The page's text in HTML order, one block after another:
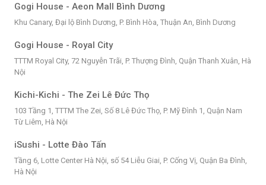
Gogi House - Aeon Mall Bình Dương
Khu Canary, Đại lộ Bình Dương, P. Bình Hòa, Thuận An, Bình Dương
Gogi House - Royal City
TTTM Royal City, 72 Nguyễn Trãi, P. Thượng Đình, Quận Thanh Xuân, Hà
Nội
Kichi-Kichi - The Zei Lê Đức Thọ
103 Tầng 1, TTTM The Zei, Số 8 Lê Đức Thọ, P. Mỹ Đình 1, Quận Nam
Từ Liêm, Hà Nội
iSushi - Lotte Đào Tấn
Tầng 6, Lotte Center Hà Nội, số 54 Liễu Giai, P. Cống Vị, Quận Ba Đình,
Hà Nội